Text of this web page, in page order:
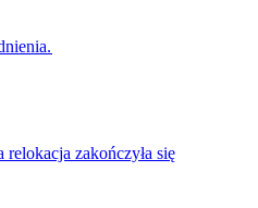
relokacja zakończyła się